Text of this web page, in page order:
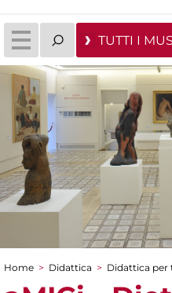
TUTTI I
Tu sei qui
Home > Didattica > Didattica per